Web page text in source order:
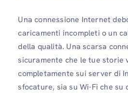
Una connessione Internet
caricamenti incompleti o un
della qualità. Una scarsa
sicuramente che le tue storie
completamente sui server di
sfocature, sia su Wi-Fi che su